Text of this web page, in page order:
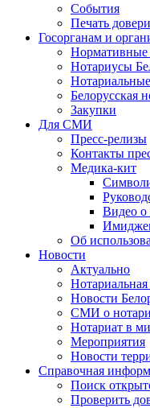
События
Печать
Госорганам и
Нормативные
Нотариусы
Белорусская
Закупки
Для СМИ
Пресс-релизы
Контакты
Медика-кит
Видео о
Об
Новости
Актуально
Новости
СМИ о
Нотариат в
Мероприятия
Новости
Справочная
Поиск
Проверить